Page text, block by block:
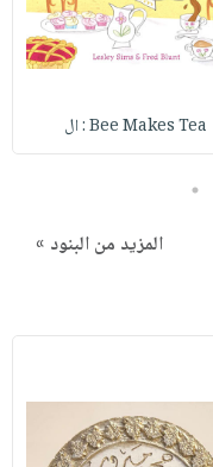
Bee Makes Tea : ال
5
المزيد من البنود »